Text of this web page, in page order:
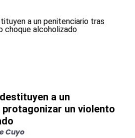
a un
un violento
Cuyo